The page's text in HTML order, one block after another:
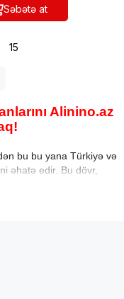
Səbətə at
15
Alinino.az
bu bu yana Türkiyə və
əhatə edir. Bu dövr,
cəmiyyət şərtləri
əlaqələr, mənəvi
problemləri kimi
istifadə edir.